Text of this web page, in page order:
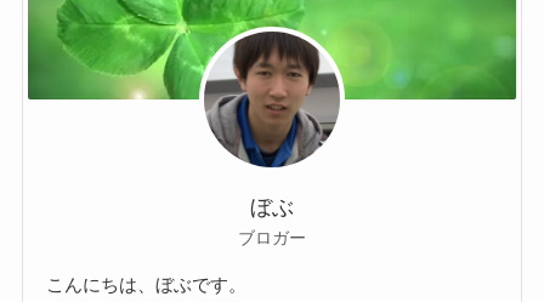
ぼぶ
ブロガー
こんにちは、ぼぶです。